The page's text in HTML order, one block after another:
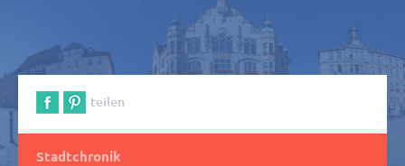
teilen
Stadtchronik